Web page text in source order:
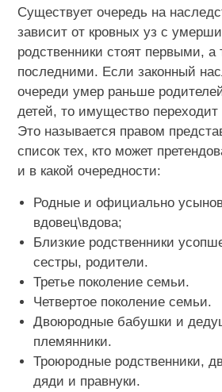
Существует очередь на
зависит от кровных уз с
родственники стоят первыми,
последними. Если законный
очереди умер раньше
детей, то имущество переходит
Это называется правом
список тех, кто может
и в какой очередности:
Родные и официально
вдовец\вдова;
Близкие родственники
сестры, родители.
Третье поколение семьи.
Четвертое поколение семьи.
Двоюродные бабушки и
племянники.
Троюродные родственники,
дяди и правнуки.